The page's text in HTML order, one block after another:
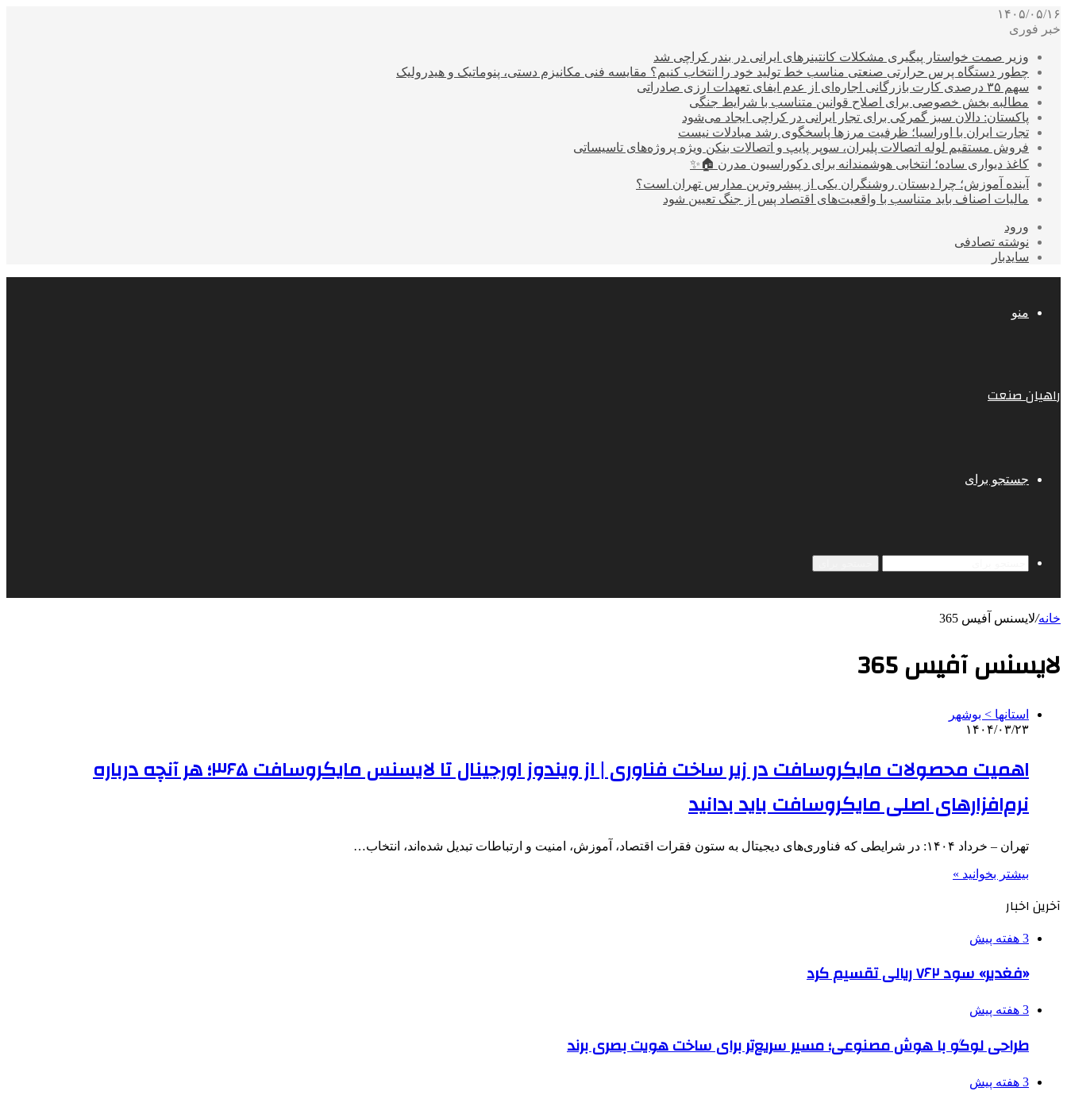
۱۴۰۵/۰۵/۱۶
خبر فوری
وزیر صمت خواستار پیگیری مشکلات کانتینرهای ایرانی در بندر کراچی شد
چطور دستگاه پرس حرارتی صنعتی مناسب خط تولید خود را انتخاب کنیم؟ مقایسه فنی مکانیزم دستی، پنوماتیک و هیدرولیک
سهم ۳۵ درصدی کارت بازرگانی اجاره‌ای از عدم ایفای تعهدات ارزی صادراتی
مطالبه بخش خصوصی برای اصلاح قوانین متناسب با شرایط جنگی
پاکستان: دالان سبز گمرکی برای تجار ایرانی در کراچی ایجاد می‌شود
تجارت ایران با اوراسیا؛ ظرفیت مرزها پاسخگوی رشد مبادلات نیست
فروش مستقیم لوله اتصالات پلیران، سوپر پایپ و اتصالات بنکن ویژه پروژه‌های تاسیساتی
کاغذ دیواری ساده؛ انتخابی هوشمندانه برای دکوراسیون مدرن 🏠✨
آینده آموزش؛ چرا دبستان روشنگران یکی از پیشروترین مدارس تهران است؟
مالیات اصناف باید متناسب با واقعیت‌های اقتصاد پس از جنگ تعیین شود
ورود
نوشته تصادفی
سایدبار
منو
راهیان صنعت
جستجو برای
خانه/لایسنس آفیس 365
لایسنس آفیس 365
استانها > بوشهر
۱۴۰۴/۰۳/۲۳
اهمیت محصولات مایکروسافت در زیر ساخت فناوری | از ویندوز اورجینال تا لایسنس مایکروسافت ۳۶۵؛ هر آنچه درباره
نرم‌افزارهای اصلی مایکروسافت باید بدانید
تهران – خرداد ۱۴۰۴: در شرایطی که فناوری‌های دیجیتال به ستون فقرات اقتصاد، آموزش، امنیت و ارتباطات تبدیل شده‌اند، انتخاب…
بیشتر بخوانید »
آخرین اخبار
3 هفته پیش
«فغدیر» سود ۷۶۲ ریالی تقسیم کرد
3 هفته پیش
طراحی لوگو با هوش مصنوعی؛ مسیر سریع‌تر برای ساخت هویت بصری برند
3 هفته پیش